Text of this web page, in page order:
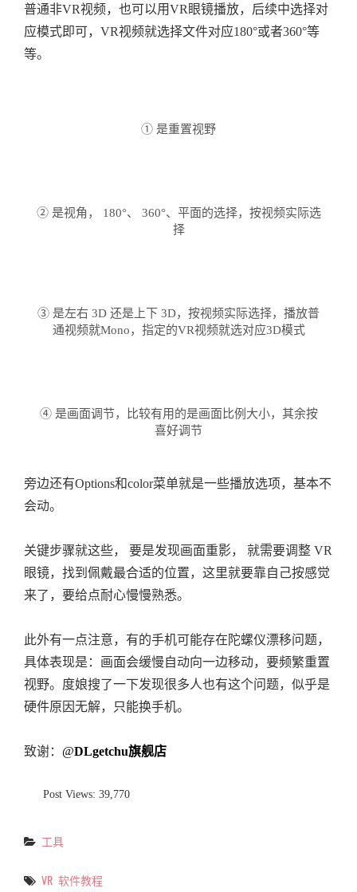
普通非VR视频，也可以用VR眼镜播放，后续中选择对
应模式即可，VR视频就选择文件对应180°或者360°等
等。
① 是重置视野
② 是视角， 180°、 360°、平面的选择，按视频实际选
择
③ 是左右 3D 还是上下 3D，按视频实际选择，播放普
通视频就Mono，指定的VR视频就选对应3D模式
④ 是画面调节，比较有用的是画面比例大小，其余按
喜好调节
旁边还有Options和color菜单就是一些播放选项，基本不
会动。
关键步骤就这些， 要是发现画面重影， 就需要调整 VR
眼镜，找到佩戴最合适的位置，这里就要靠自己按感觉
来了，要给点耐心慢慢熟悉。
此外有一点注意，有的手机可能存在陀螺仪漂移问题，
具体表现是：画面会缓慢自动向一边移动，要频繁重置
视野。度娘搜了一下发现很多人也有这个问题，似乎是
硬件原因无解，只能换手机。
致谢： @DLgetchu旗舰店
Post Views: 39,770
Categories
工具
Tags
VR 软件教程